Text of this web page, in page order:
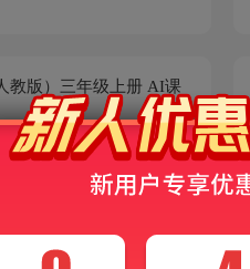
教版）三年级上册 AI课